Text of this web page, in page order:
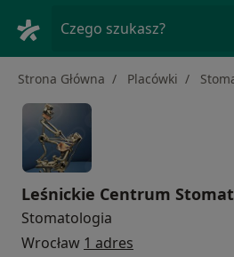
Czego szukasz?
Strona Główna Placówki
Leśnickie Centrum
Stomatologia
Wrocław 1 adres